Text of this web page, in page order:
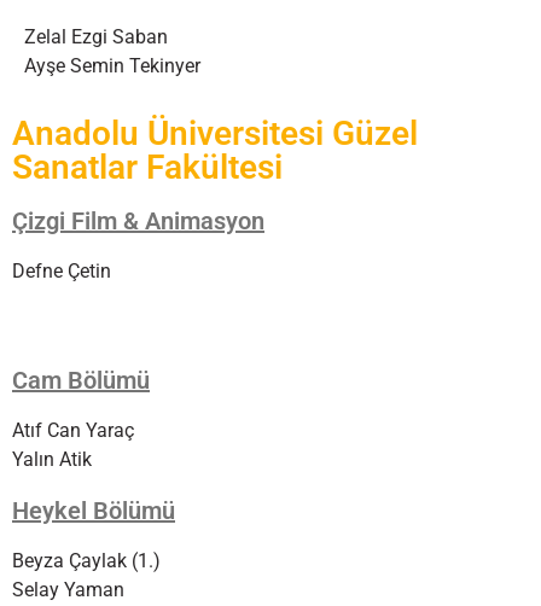
Zelal Ezgi Saban
Ayşe Semin Tekinyer
Anadolu Üniversitesi Güzel
Sanatlar Fakültesi
Çizgi Film & Animasyon
Defne Çetin
Cam Bölümü
Atıf Can Yaraç
Yalın Atik
Heykel Bölümü
Beyza Çaylak (1.)
Selay Yaman